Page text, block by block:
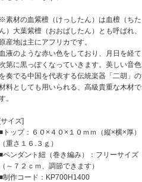
素材の血紫檀（けっしたん）は血檀（ちた
）大葉紫檀（おおばしたん）とも呼ばれ、
産地は主にアフリカです。
液のような赤い色をしており、月日を経て
第に黒っぽくなっていきます。美しい音色
奏でる中国を代表する伝統楽器「二胡」の
料としても用いられる、高級貴重な木材で
。
イズ]
トップ：６０×４０×１０ｍｍ（縦×横×厚）
重さ１６.３ｇ）
ペンダント紐（巻き編み）：フリーサイズ
～７２ｃｍ、調節できます）
制作コード：KP700H1400